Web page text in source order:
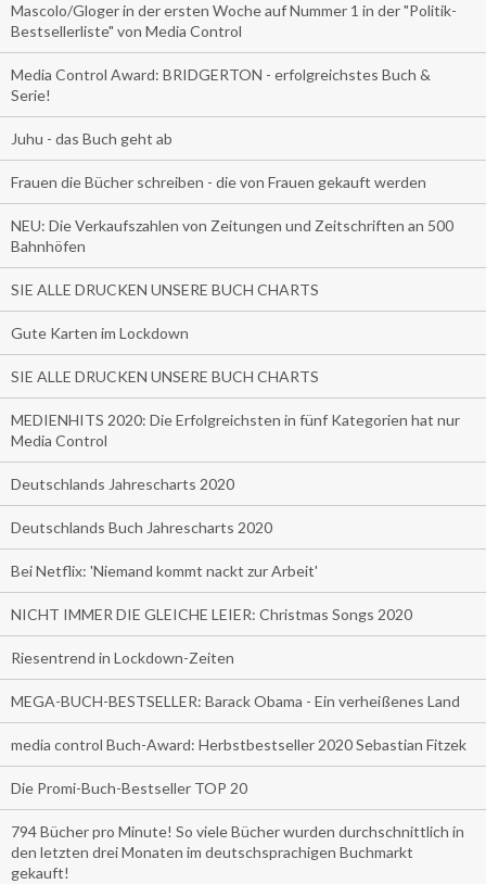
Mascolo/Gloger in der ersten Woche auf Nummer 1 in der "Politik-
Bestsellerliste" von Media Control
Media Control Award: BRIDGERTON - erfolgreichstes Buch &
Serie!
Juhu - das Buch geht ab
Frauen die Bücher schreiben - die von Frauen gekauft werden
NEU: Die Verkaufszahlen von Zeitungen und Zeitschriften an 500
Bahnhöfen
SIE ALLE DRUCKEN UNSERE BUCH CHARTS
Gute Karten im Lockdown
SIE ALLE DRUCKEN UNSERE BUCH CHARTS
MEDIENHITS 2020: Die Erfolgreichsten in fünf Kategorien hat nur
Media Control
Deutschlands Jahrescharts 2020
Deutschlands Buch Jahrescharts 2020
Bei Netflix: 'Niemand kommt nackt zur Arbeit'
NICHT IMMER DIE GLEICHE LEIER: Christmas Songs 2020
Riesentrend in Lockdown-Zeiten
MEGA-BUCH-BESTSELLER: Barack Obama - Ein verheißenes Land
media control Buch-Award: Herbstbestseller 2020 Sebastian Fitzek
Die Promi-Buch-Bestseller TOP 20
794 Bücher pro Minute! So viele Bücher wurden durchschnittlich in
den letzten drei Monaten im deutschsprachigen Buchmarkt
gekauft!